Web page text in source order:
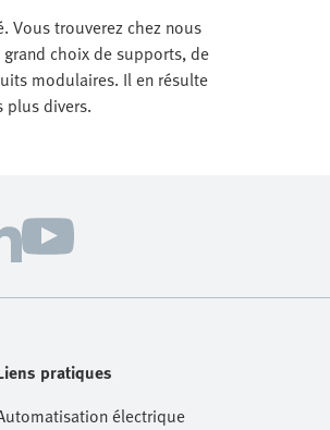
Vous trouverez chez nous
choix de supports, de
modulaires. Il en résulte
plus divers.
pratiques
électrique